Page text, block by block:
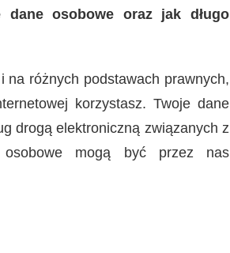
osobowe oraz jak długo
różnych podstawach prawnych,
korzystasz. Twoje dane
drogą elektroniczną związanych z
osobowe mogą być przez nas